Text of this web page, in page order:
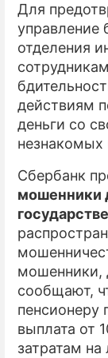
Для
управление
отделения
действиям
деньги со
Сбербанк
мошенники
мошенники,
сообщают,
пенсионеру
выплата от
затратам